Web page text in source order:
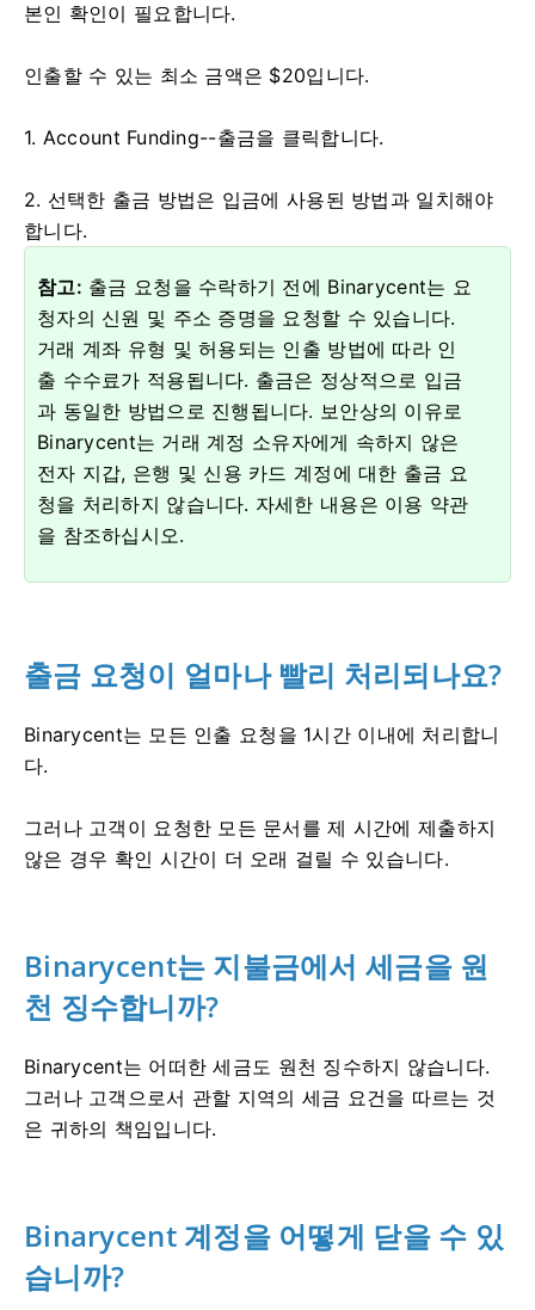
본인 확인이 필요합니다.
인출할 수 있는 최소 금액은 $20입니다.
1. Account Funding--출금을 클릭합니다.
2. 선택한 출금 방법은 입금에 사용된 방법과 일치해야
합니다.
참고: 출금 요청을 수락하기 전에 Binarycent는 요
청자의 신원 및 주소 증명을 요청할 수 있습니다.
거래 계좌 유형 및 허용되는 인출 방법에 따라 인
출 수수료가 적용됩니다. 출금은 정상적으로 입금
과 동일한 방법으로 진행됩니다. 보안상의 이유로
Binarycent는 거래 계정 소유자에게 속하지 않은
전자 지갑, 은행 및 신용 카드 계정에 대한 출금 요
청을 처리하지 않습니다. 자세한 내용은 이용 약관
을 참조하십시오.
출금 요청이 얼마나 빨리 처리되나요?
Binarycent는 모든 인출 요청을 1시간 이내에 처리합니
다.
그러나 고객이 요청한 모든 문서를 제 시간에 제출하지
않은 경우 확인 시간이 더 오래 걸릴 수 있습니다.
Binarycent는 지불금에서 세금을 원
천 징수합니까?
Binarycent는 어떠한 세금도 원천 징수하지 않습니다.
그러나 고객으로서 관할 지역의 세금 요건을 따르는 것
은 귀하의 책임입니다.
Binarycent 계정을 어떻게 닫을 수 있
습니까?